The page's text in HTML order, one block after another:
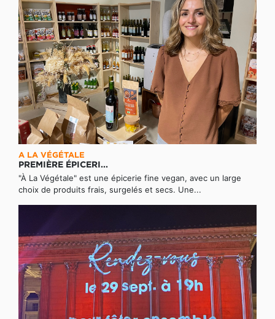
A LA VÉGÉTALE
PREMIÈRE ÉPICERI...
"À La Végétale" est une épicerie fine vegan, avec un large
choix de produits frais, surgelés et secs. Une...